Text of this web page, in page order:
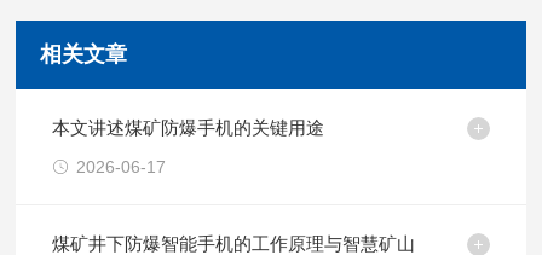
相关文章
本文讲述煤矿防爆手机的关键用途
2026-06-17
煤矿井下防爆智能手机的工作原理与智慧矿山